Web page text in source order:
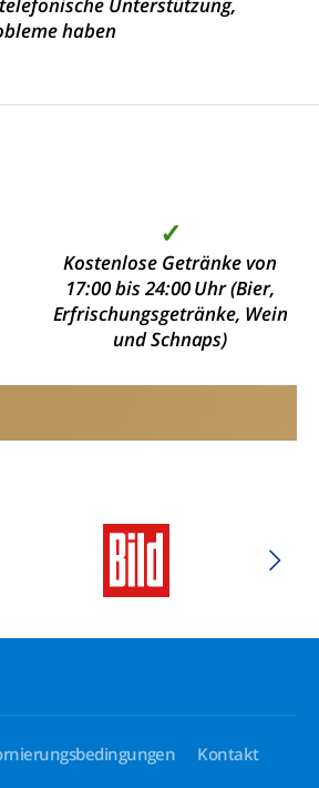
haben
✓
Kostenlose Getränke von
17:00 bis 24:00 Uhr (Bier,
Erfrischungsgetränke, Wein
und Schnaps)
Kontakt